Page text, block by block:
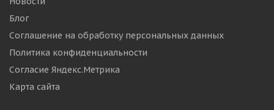
Блог
Соглашение на обработку персональных данных
Политика конфиденциальности
Согласие Яндекс.Метрика
Карта сайта